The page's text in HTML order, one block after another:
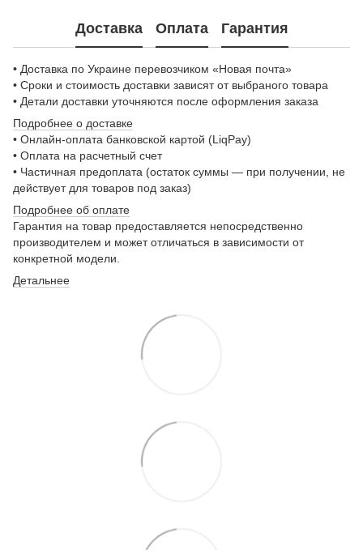
Доставка Оплата Гарантия
• Доставка по Украине перевозчиком «Новая почта»
• Сроки и стоимость доставки зависят от выбраного товара
• Детали доставки уточняются после оформления заказа
Подробнее о доставке
• Онлайн-оплата банковской картой (LiqPay)
• Оплата на расчетный счет
• Частичная предоплата (остаток суммы — при получении, не
действует для товаров под заказ)
Подробнее об оплате
Гарантия на товар предоставляется непосредственно
производителем и может отличаться в зависимости от
конкретной модели.
Детальнее